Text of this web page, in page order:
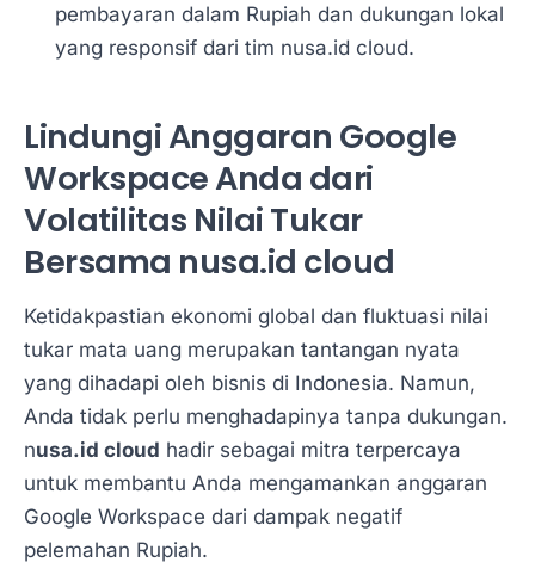
pembayaran dalam Rupiah dan dukungan lokal
yang responsif dari tim nusa.id cloud.
Lindungi Anggaran Google
Workspace Anda dari
Volatilitas Nilai Tukar
Bersama nusa.id cloud
Ketidakpastian ekonomi global dan fluktuasi nilai
tukar mata uang merupakan tantangan nyata
yang dihadapi oleh bisnis di Indonesia. Namun,
Anda tidak perlu menghadapinya tanpa dukungan.
nusa.id cloud hadir sebagai mitra terpercaya
untuk membantu Anda mengamankan anggaran
Google Workspace dari dampak negatif
pelemahan Rupiah.